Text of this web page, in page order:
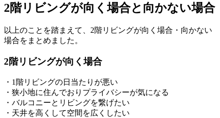
2階リビングが向く場合と向かない場合
以上のことを踏まえて、2階リビングが向く場合・向かない
場合をまとめました。
2階リビングが向く場合
・1階リビングの日当たりが悪い
・狭小地に住んでおりプライバシーが気になる
・バルコニーとリビングを繋げたい
・天井を高くして空間を広くしたい